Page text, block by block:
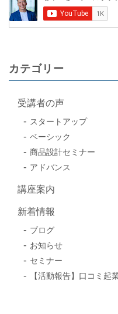
カテゴリー
受講者の声
スタートアップ
ベーシック
商品設計セミナー
アドバンス
講座案内
新着情報
ブログ
お知らせ
セミナー
【活動報告】口コミ起